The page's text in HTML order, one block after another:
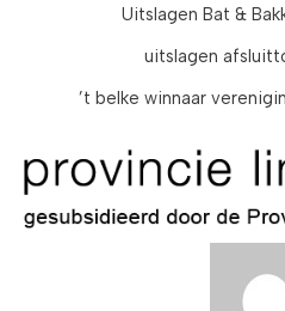
Uitslagen Bat &
uitslagen
’t belke winnaar